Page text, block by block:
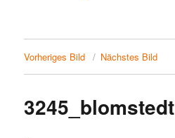
Vorheriges Bild Nächstes Bild
3245_blomstedt